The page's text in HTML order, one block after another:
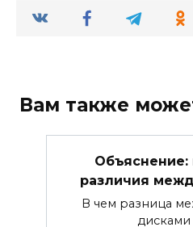
Вам также
различия
В чем разница
дисками